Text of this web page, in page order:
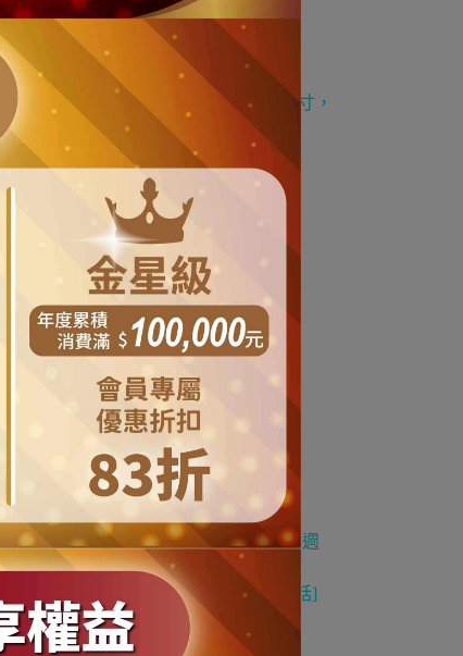
就會變為14" 或15"以呈現最美的效果
購前請務必謹慎思考您需要的規格尺寸，
實際供貨樣式為準。
個工作天內(商品缺貨不在此限 ) (不含週
必填寫有效常用之電子信箱及連絡電話]